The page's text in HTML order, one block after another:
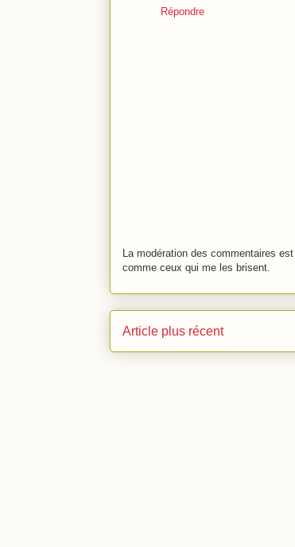
Répondre
La modération des commentaires
comme ceux qui me les brisent.
Article plus récent